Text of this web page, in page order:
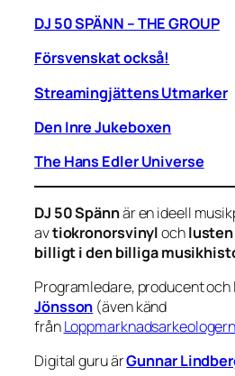
DJ 50 SPÄNN – THE GROUP
Försvenskat också!
Streamingjättens Utmarker
Den Inre Jukeboxen
The Hans Edler Universe
DJ 50 Spännär en ideell
avtiokronorsvinyloch
billigt i den billiga
Programledare, producent och
Jönsson (även känd
från
Digital guru ärGunnar